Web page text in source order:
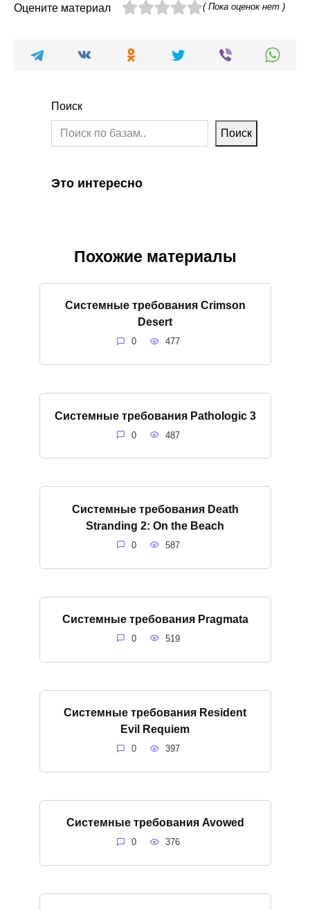
Оцените материал ( Пока оценок нет )
Поиск
Поиск
Это интересно
Похожие материалы
Системные требования Crimson
Desert
0 477
Системные требования Pathologic 3
0 487
Системные требования Death
Stranding 2: On the Beach
0 587
Системные требования Pragmata
0 519
Системные требования Resident
Evil Requiem
0 397
Системные требования Avowed
0 376